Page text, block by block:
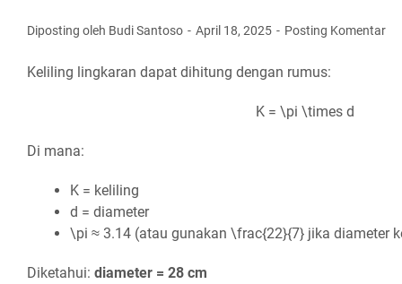
Diposting oleh Budi Santoso April 18, 2025 Posting Komentar
Keliling lingkaran dapat dihitung dengan rumus:
K = \pi \times d
Di mana:
K = keliling
d = diameter
\pi ≈ 3.14 (atau gunakan \frac{22}{7} jika diameter
Diketahui: diameter = 28 cm